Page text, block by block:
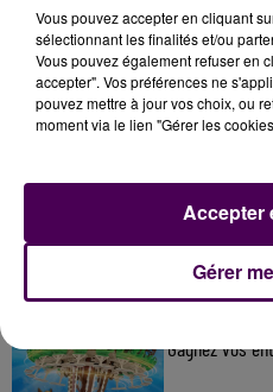
À LA UNE
20h00
Gagnez vos
11 juillet 2026
Inscrivez-
Kids !
Gagnez vos
Vous pouvez accepter en cliquant
sélectionnant les finalités et/ou
Vous pouvez également refuser en
accepter". Vos préférences ne
pouvez mettre à jour vos choix, ou
moment via le lien "Gérer les
Gérer
Accepter